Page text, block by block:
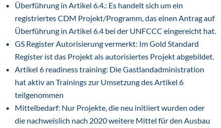
Überführung in Artikel 6.4.: Es handelt sich um ein
registriertes CDM Projekt/Programm, das einen Antrag auf
Überführung in Artikel 6.4 bei der UNFCCC eingereicht hat.
GS Register Autorisierung vermerkt: Im Gold Standard
Register ist das Projekt als autorisiertes Projekt abgebildet.
Artikel 6 readiness training: Die Gastlandadministration
hat aktiv an Trainings zur Umsetzung des Artikel 6
teilgenommen
Mittelbedarf: Nur Projekte, die neu initiiert wurden oder
die nachweislich nach 2020 weitere Mittel für den Ausbau